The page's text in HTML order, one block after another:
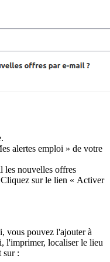
alertes emploi » de votre
les nouvelles offres
sur le lien « Activer
vous pouvez l'ajouter à
l'imprimer, localiser le lieu
sur :